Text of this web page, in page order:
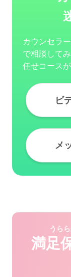
カウンセラ
で相談して
任せコース
ビ
メ
うら
満足